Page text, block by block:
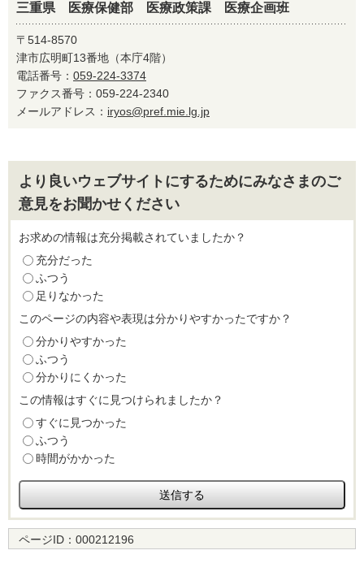
三重県 医療保健部 医療政策課 医療企画班
〒514-8570
津市広明町13番地（本庁4階）
電話番号： 059-224-3374
ファクス番号：059-224-2340
メールアドレス： iryos@pref.mie.lg.jp
より良いウェブサイトにするためにみなさまのご
意見をお聞かせください
お求めの情報は充分掲載されていましたか？
充分だった
ふつう
足りなかった
このページの内容や表現は分かりやすかったですか？
分かりやすかった
ふつう
分かりにくかった
この情報はすぐに見つけられましたか？
すぐに見つかった
ふつう
時間がかかった
ページID： 000212196